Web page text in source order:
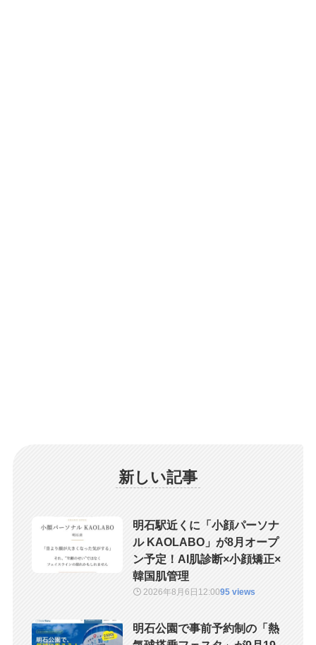
新しい記事
明石駅近くに「小顔パーソナ
ル KAOLABO」が8月オープ
ン予定！AI肌診断×小顔矯正×
韓国肌管理
2026年8月6日 12:0095 views
明石公園で事前予約制の「熱